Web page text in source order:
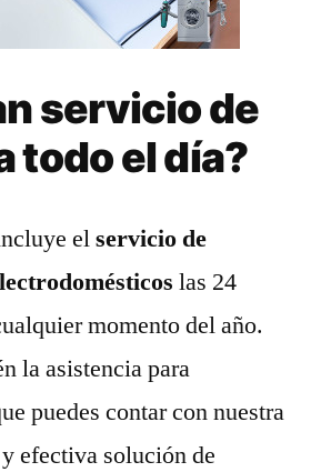
servicio de
todo el día?
elservicio de
las 24
momento del año.
la asistencia para
puedes contar con nuestra
efectiva solución de